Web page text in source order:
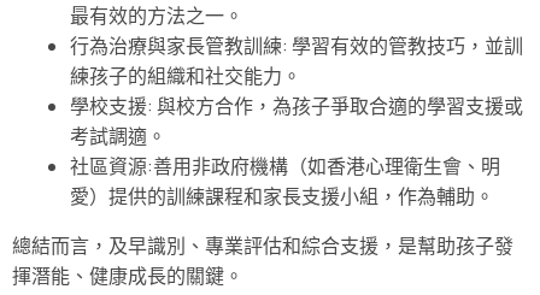
最有效的方法之一。
行為治療與家長管教訓練: 學習有效的管教技巧，並訓
練孩子的組織和社交能力。
學校支援: 與校方合作，為孩子爭取合適的學習支援或
考試調適。
社區資源:善用非政府機構（如香港心理衛生會、明
愛）提供的訓練課程和家長支援小組，作為輔助。
總結而言，及早識別、專業評估和綜合支援，是幫助孩子發
揮潛能、健康成長的關鍵。